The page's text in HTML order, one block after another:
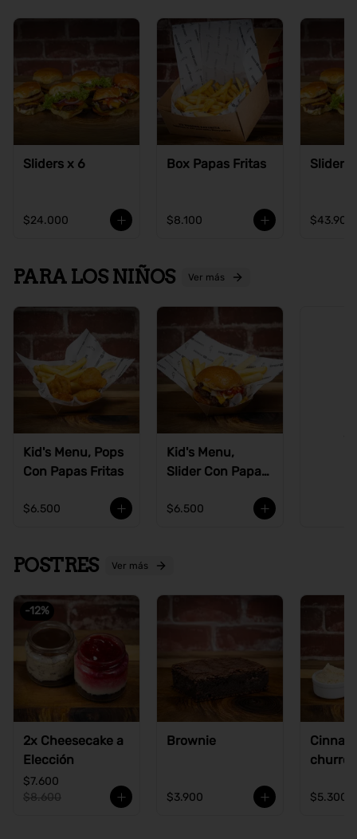
Sliders x 6
$24.000
Box Papas Fritas
$8.100
Sliders
$43.900
PARA LOS NIÑOS Ver más
Kid's Menu, Pops
Con Papas Fritas
$6.500
Kid's Menu,
Slider Con Papas
$6.500
POSTRES Ver más
-12%
2x Cheesecake a
Elección
$7.600
$8.600
Brownie
$3.900
churros
$5.300